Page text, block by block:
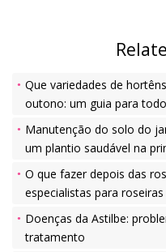
Que variedades de
outono: um guia para
Manutenção do solo do
um plantio saudável na
O que fazer depois das
especialistas para
Doenças da Astilbe:
tratamento